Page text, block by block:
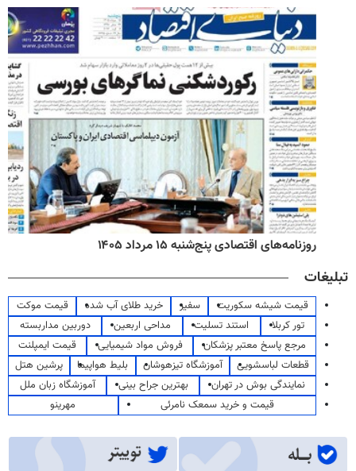
روزنامه‌های اقتصادی پنج‌شنبه ۱۵ مرداد ۱۴۰۵
تبلیغات
قیمت شیشه سکوریت سفیر خرید طلای آب شده
قیمت موکت
تور کربلا
استند تسلیت مداحی اربعین
دوربین مداربسته
مرجع پاسخ معتبر پزشکان
فروش مواد شیمیایی
قیمت ایمپلنت
قطعات لباسشویی
آموزشگاه تیزهوشان بلیط هواپیما
پرشین هتل
نمایندگی بوش در تهران
بهترین جراح بینی
آموزشگاه زبان ملل
قیمت و خرید سمعک نامرئی
مهرینو